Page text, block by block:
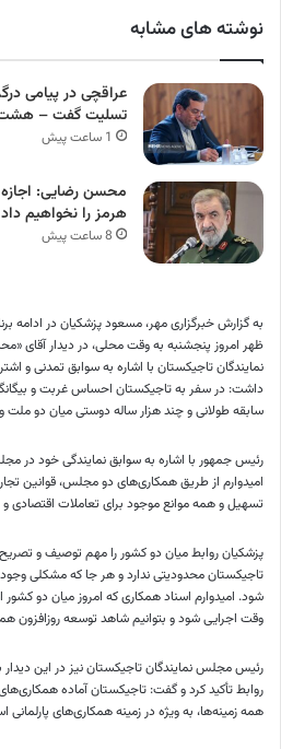
نوشته های مشابه
عراقچی در پیامی
تسلیت گفت –
1 ساعت پیش
محسن رضایی:
هرمز را نخواهیم
8 ساعت پیش
به گزارش خبرگزاری مهر، مسعود پزشکیان در ادامه
ظهر امروز پنجشنبه به وقت محلی، در دیدار آقای
نمایندگان تاجیکستان با اشاره به سوابق تمدنی و
داشت: در سفر به تاجیکستان احساس غربت و
سابقه طولانی و چند هزار ساله دوستی میان دو ملت
رئیس جمهور با اشاره به سوابق نمایندگی خود در
امیدوارم از طریق همکاری‌های دو مجلس، قوانین
تسهیل و همه موانع موجود برای تعاملات اقتصادی
پزشکیان روابط میان دو کشور را مهم توصیف و
تاجیکستان محدودیتی ندارد و هر جا که مشکلی
شود. امیدوارم اسناد همکاری که امروز میان دو
وقت اجرایی شود و بتوانیم شاهد توسعه روزافزون
رئیس مجلس نمایندگان تاجیکستان نیز در این
روابط تأکید کرد و گفت: تاجیکستان آماده
همه زمینه‌ها، به ویژه در زمینه همکاری‌های پارلمانی